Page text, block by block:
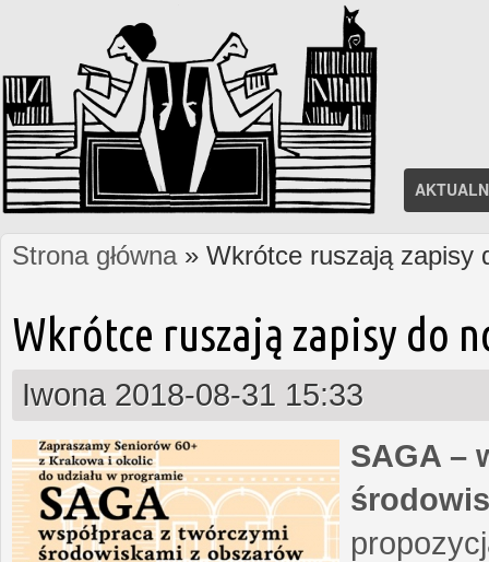
Jesteś tutaj
Strona główna» Wkrótce ruszają zapisy
Wkrótce ruszają zapisy do
Iwona 2018-08-31 15:33
SAGA –